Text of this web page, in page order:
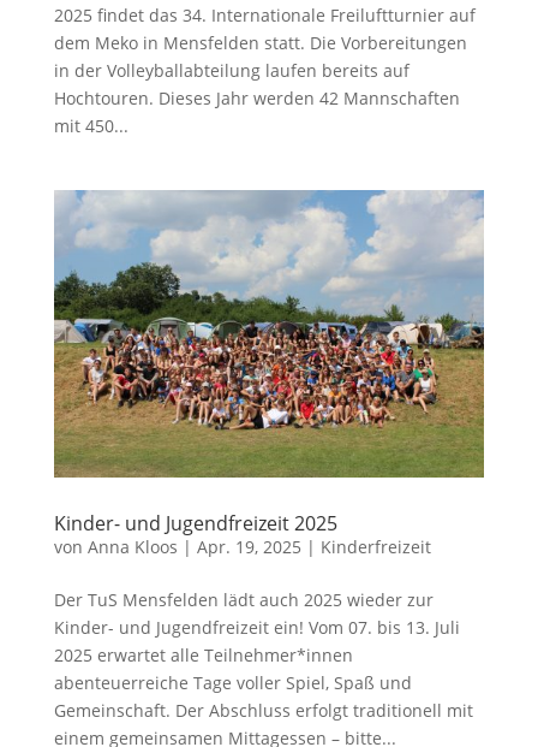
2025 findet das 34. Internationale Freiluftturnier auf
dem Meko in Mensfelden statt. Die Vorbereitungen
in der Volleyballabteilung laufen bereits auf
Hochtouren. Dieses Jahr werden 42 Mannschaften
mit 450...
Kinder- und Jugendfreizeit 2025
von Anna Kloos | Apr. 19, 2025 | Kinderfreizeit
Der TuS Mensfelden lädt auch 2025 wieder zur
Kinder- und Jugendfreizeit ein! Vom 07. bis 13. Juli
2025 erwartet alle Teilnehmer*innen
abenteuerreiche Tage voller Spiel, Spaß und
Gemeinschaft. Der Abschluss erfolgt traditionell mit
einem gemeinsamen Mittagessen – bitte...